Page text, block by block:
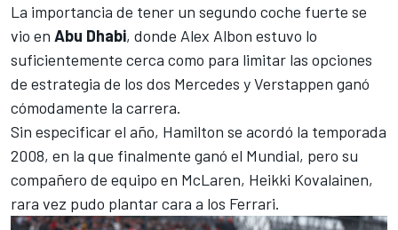
La importancia de tener un segundo coche fuerte se
vio en Abu Dhabi, donde Alex Albon estuvo lo
suficientemente cerca como para limitar las opciones
de estrategia de los dos Mercedes y Verstappen ganó
cómodamente la carrera.
Sin especificar el año, Hamilton se acordó la temporada
2008, en la que finalmente ganó el Mundial, pero su
compañero de equipo en McLaren, Heikki Kovalainen,
rara vez pudo plantar cara a los Ferrari.